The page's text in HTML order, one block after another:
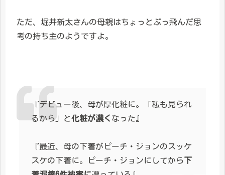
ただ、堀井新太さんの母親はちょっとぶっ飛んだ思
考の持ち主のようですよ。
『デビュー後、母が厚化粧に。「私も見られ
るから」と化粧が濃く なった』
『最近、母の下着がピーチ・ジョンのスッケ
スケの下着に。ピーチ・ジョンにしてから下